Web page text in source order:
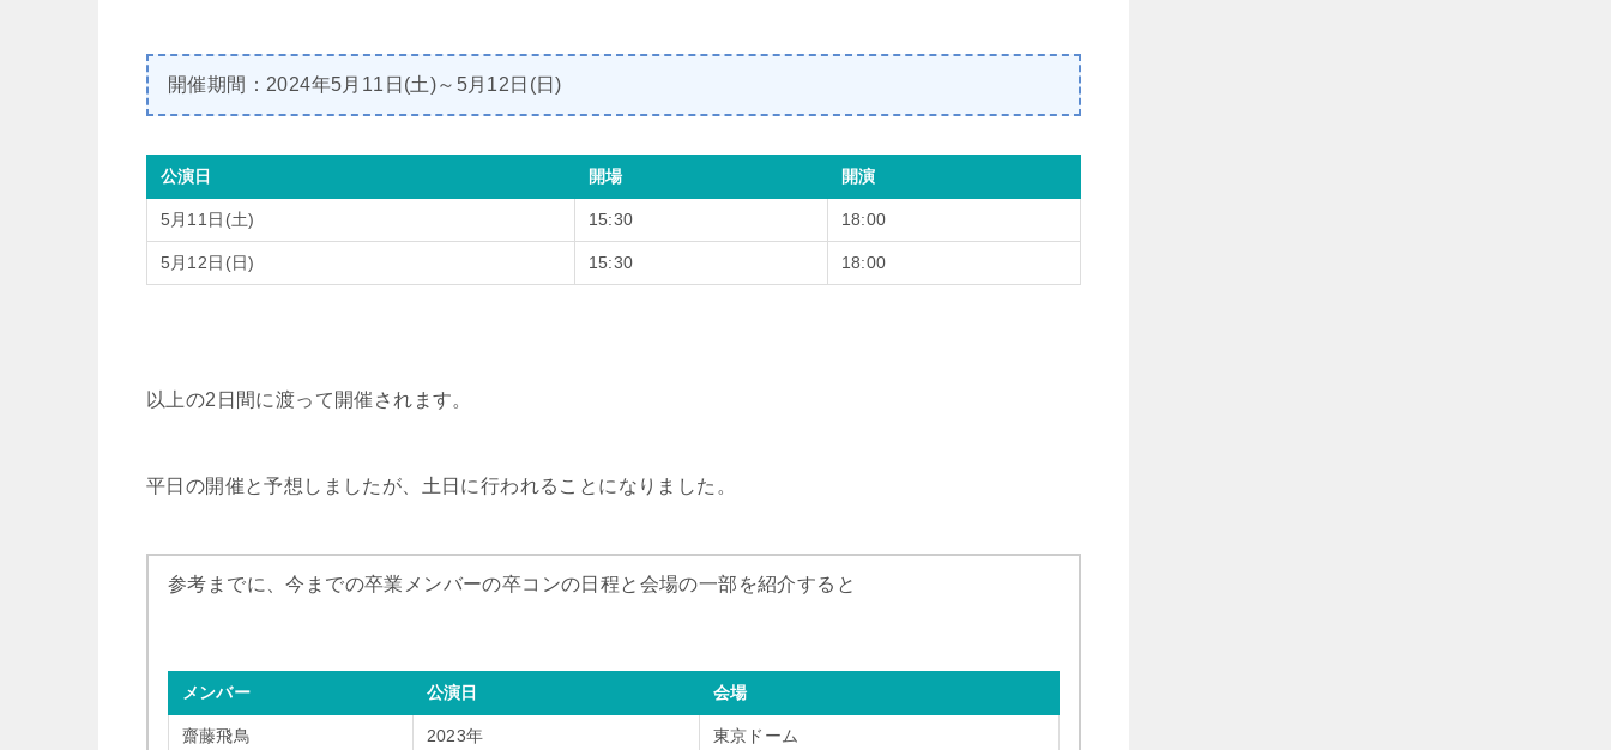
開催期間：2024年5月11日(土)～5月12日(日)
公演日 開場 開演
5月11日(土) 15:30 18:00
5月12日(日) 15:30 18:00
以上の2日間に渡って開催されます。
平日の開催と予想しましたが、土日に行われることになりました。
参考までに、今までの卒業メンバーの卒コンの日程と会場の一部を紹介すると
メンバー 公演日 会場
齋藤飛鳥
2023年
東京ドーム